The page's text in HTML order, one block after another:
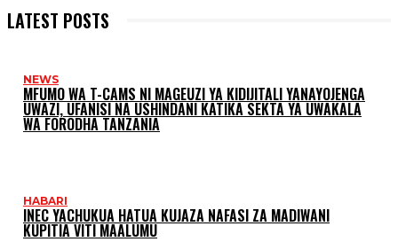
LATEST POSTS
NEWS
MFUMO WA T-CAMS NI MAGEUZI YA KIDIJITALI YANAYOJENGA
UWAZI, UFANISI NA USHINDANI KATIKA SEKTA YA UWAKALA
WA FORODHA TANZANIA
HABARI
INEC YACHUKUA HATUA KUJAZA NAFASI ZA MADIWANI
KUPITIA VITI MAALUMU